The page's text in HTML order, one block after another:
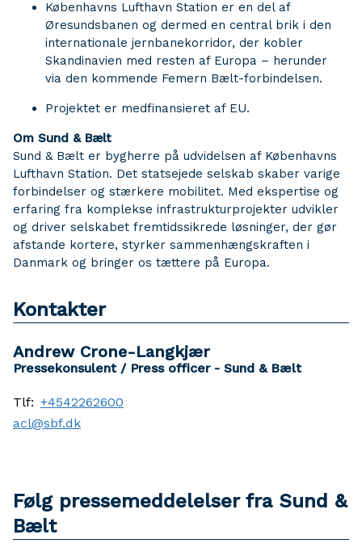
Københavns Lufthavn Station er en del af
Øresundsbanen og dermed en central brik i den
internationale jernbanekorridor, der kobler
Skandinavien med resten af Europa – herunder
via den kommende Femern Bælt-forbindelsen.
Projektet er medfinansieret af EU.
Om Sund & Bælt
Sund & Bælt er bygherre på udvidelsen af Københavns
Lufthavn Station. Det statsejede selskab skaber varige
forbindelser og stærkere mobilitet. Med ekspertise og
erfaring fra komplekse infrastrukturprojekter udvikler
og driver selskabet fremtidssikrede løsninger, der gør
afstande kortere, styrker sammenhængskraften i
Danmark og bringer os tættere på Europa.
Kontakter
Andrew Crone-Langkjær
Pressekonsulent / Press officer - Sund & Bælt
Tlf: +4542262600
acl@sbf.dk
Følg pressemeddelelser fra Sund &
Bælt